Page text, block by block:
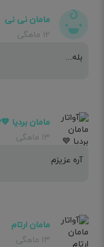
مامان نی نی
۱۲ ماهگی
بله...‌
مامان بردیا 💙🩵
۱۳ ماهگی
آره عزیزم
مامان ارتام
۱۳ ماهگی